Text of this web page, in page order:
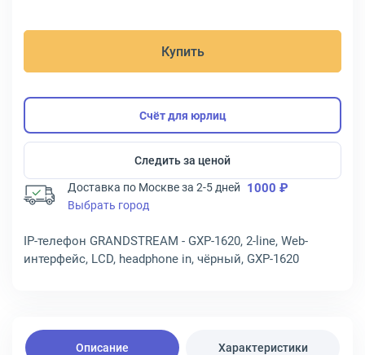
Купить
Счёт для юрлиц
Следить за ценой
Доставка по Москве за 2-5 дней 1000 ₽
Выбрать город
IP-телефон GRANDSTREAM - GXP-1620, 2-line, Web-
интерфейс, LCD, headphone in, чёрный, GXP-1620
Описание Характеристики